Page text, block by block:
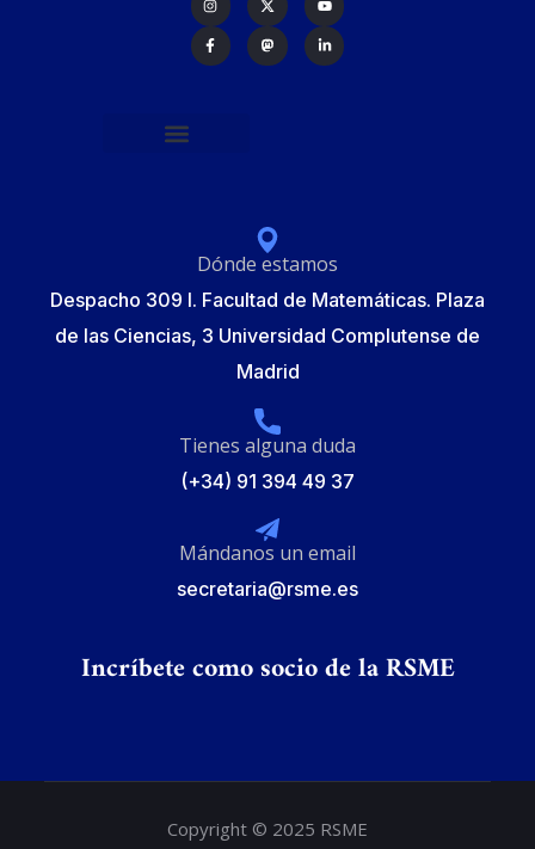
Dónde estamos
Despacho 309 I. Facultad de Matemáticas. Plaza
de las Ciencias, 3 Universidad Complutense de
Madrid
Tienes alguna duda
(+34) 91 394 49 37
Mándanos un email
secretaria@rsme.es
Incríbete como socio de la RSME
Copyright © 2025 RSME